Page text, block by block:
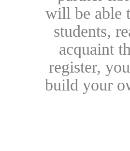
will be able
students,
acquaint
register,
build your